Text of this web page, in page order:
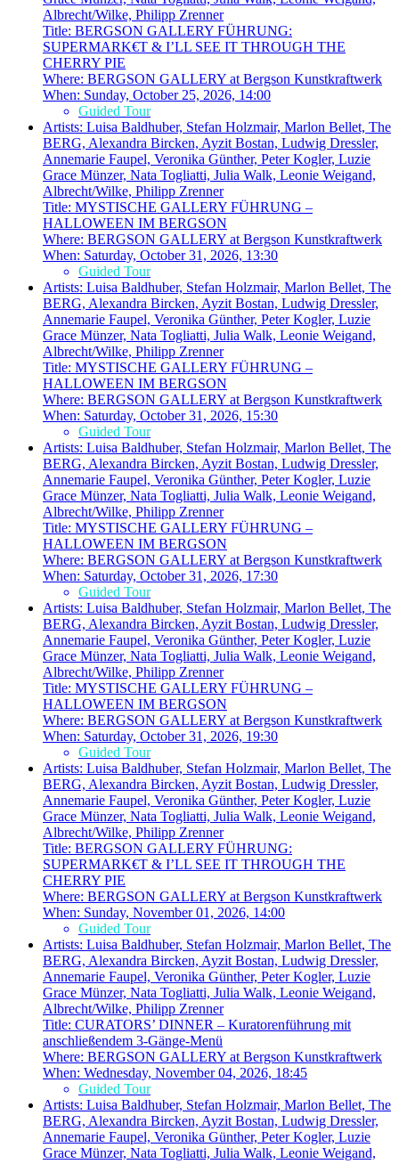
Albrecht/Wilke, Philipp Zrenner
Title: BERGSON GALLERY FÜHRUNG:
SUPERMARK€T & I’LL SEE IT THROUGH THE
CHERRY PIE
Where: BERGSON GALLERY at Bergson Kunstkraftwerk
When: Sunday, October 25, 2026, 14:00
Guided Tour
Artists: Luisa Baldhuber, Stefan Holzmair, Marlon Bellet, The
BERG, Alexandra Bircken, Ayzit Bostan, Ludwig Dressler,
Annemarie Faupel, Veronika Günther, Peter Kogler, Luzie
Grace Münzer, Nata Togliatti, Julia Walk, Leonie Weigand,
Albrecht/Wilke, Philipp Zrenner
Title: MYSTISCHE GALLERY FÜHRUNG –
HALLOWEEN IM BERGSON
Where: BERGSON GALLERY at Bergson Kunstkraftwerk
When: Saturday, October 31, 2026, 13:30
Guided Tour
Artists: Luisa Baldhuber, Stefan Holzmair, Marlon Bellet, The
BERG, Alexandra Bircken, Ayzit Bostan, Ludwig Dressler,
Annemarie Faupel, Veronika Günther, Peter Kogler, Luzie
Grace Münzer, Nata Togliatti, Julia Walk, Leonie Weigand,
Albrecht/Wilke, Philipp Zrenner
Title: MYSTISCHE GALLERY FÜHRUNG –
HALLOWEEN IM BERGSON
Where: BERGSON GALLERY at Bergson Kunstkraftwerk
When: Saturday, October 31, 2026, 15:30
Guided Tour
Artists: Luisa Baldhuber, Stefan Holzmair, Marlon Bellet, The
BERG, Alexandra Bircken, Ayzit Bostan, Ludwig Dressler,
Annemarie Faupel, Veronika Günther, Peter Kogler, Luzie
Grace Münzer, Nata Togliatti, Julia Walk, Leonie Weigand,
Albrecht/Wilke, Philipp Zrenner
Title: MYSTISCHE GALLERY FÜHRUNG –
HALLOWEEN IM BERGSON
Where: BERGSON GALLERY at Bergson Kunstkraftwerk
When: Saturday, October 31, 2026, 17:30
Guided Tour
Artists: Luisa Baldhuber, Stefan Holzmair, Marlon Bellet, The
BERG, Alexandra Bircken, Ayzit Bostan, Ludwig Dressler,
Annemarie Faupel, Veronika Günther, Peter Kogler, Luzie
Grace Münzer, Nata Togliatti, Julia Walk, Leonie Weigand,
Albrecht/Wilke, Philipp Zrenner
Title: MYSTISCHE GALLERY FÜHRUNG –
HALLOWEEN IM BERGSON
Where: BERGSON GALLERY at Bergson Kunstkraftwerk
When: Saturday, October 31, 2026, 19:30
Guided Tour
Artists: Luisa Baldhuber, Stefan Holzmair, Marlon Bellet, The
BERG, Alexandra Bircken, Ayzit Bostan, Ludwig Dressler,
Annemarie Faupel, Veronika Günther, Peter Kogler, Luzie
Grace Münzer, Nata Togliatti, Julia Walk, Leonie Weigand,
Albrecht/Wilke, Philipp Zrenner
Title: BERGSON GALLERY FÜHRUNG:
SUPERMARK€T & I’LL SEE IT THROUGH THE
CHERRY PIE
Where: BERGSON GALLERY at Bergson Kunstkraftwerk
When: Sunday, November 01, 2026, 14:00
Guided Tour
Artists: Luisa Baldhuber, Stefan Holzmair, Marlon Bellet, The
BERG, Alexandra Bircken, Ayzit Bostan, Ludwig Dressler,
Annemarie Faupel, Veronika Günther, Peter Kogler, Luzie
Grace Münzer, Nata Togliatti, Julia Walk, Leonie Weigand,
Albrecht/Wilke, Philipp Zrenner
Title: CURATORS’ DINNER – Kuratorenführung mit
anschließendem 3-Gänge-Menü
Where: BERGSON GALLERY at Bergson Kunstkraftwerk
When: Wednesday, November 04, 2026, 18:45
Guided Tour
Artists: Luisa Baldhuber, Stefan Holzmair, Marlon Bellet, The
BERG, Alexandra Bircken, Ayzit Bostan, Ludwig Dressler,
Annemarie Faupel, Veronika Günther, Peter Kogler, Luzie
Grace Münzer, Nata Togliatti, Julia Walk, Leonie Weigand,